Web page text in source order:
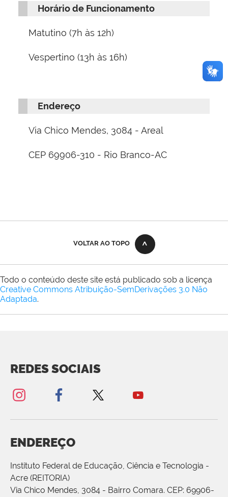
Horário de Funcionamento
Matutino (7h às 12h)
Vespertino (13h às 16h)
Endereço
Via Chico Mendes, 3084 - Areal
CEP 69906-310 - Rio Branco-AC
VOLTAR AO TOPO
Todo o conteúdo deste site está publicado sob a licença
Creative Commons Atribuição-SemDerivações 3.0 Não
Adaptada.
REDES SOCIAIS
ENDEREÇO
Instituto Federal de Educação, Ciência e Tecnologia -
Acre (REITORIA)
Via Chico Mendes, 3084 - Bairro Comara. CEP: 69906-